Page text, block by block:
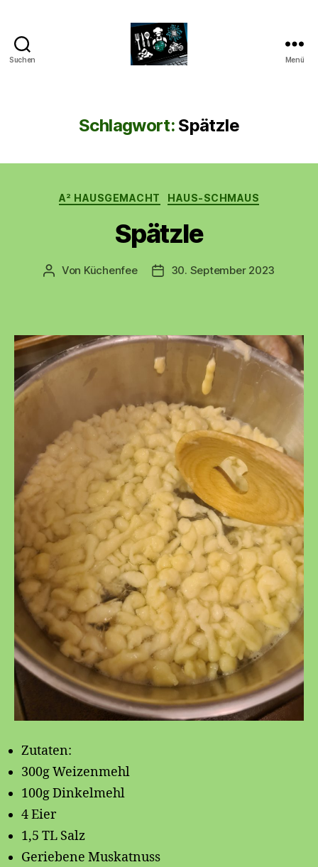
Suchen Menü
Schlagwort: Spätzle
Kategorien
A² HAUSGEMACHT HAUS-SCHMAUS
Spätzle
Beitragsautor
Von Küchenfee Beitragsdatum
30. September 2023
Zutaten:
300g Weizenmehl
100g Dinkelmehl
4 Eier
1,5 TL Salz
Geriebene Muskatnuss